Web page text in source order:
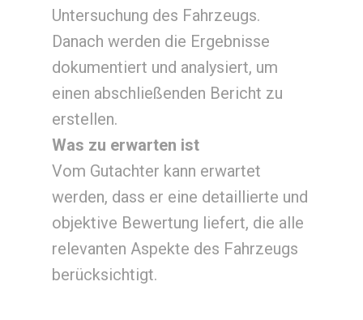
Untersuchung des Fahrzeugs.
Danach werden die Ergebnisse
dokumentiert und analysiert, um
einen abschließenden Bericht zu
erstellen.
Was zu erwarten ist
Vom Gutachter kann erwartet
werden, dass er eine detaillierte und
objektive Bewertung liefert, die alle
relevanten Aspekte des Fahrzeugs
berücksichtigt.